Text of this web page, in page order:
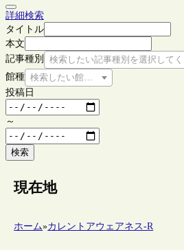
詳細検索
タイトル
本文
記事種別
検索したい記事種別を選択して
館種 検索したい館種を選択してください
投稿日
～
検索
現在地
ホーム»カレントアウェアネス-R